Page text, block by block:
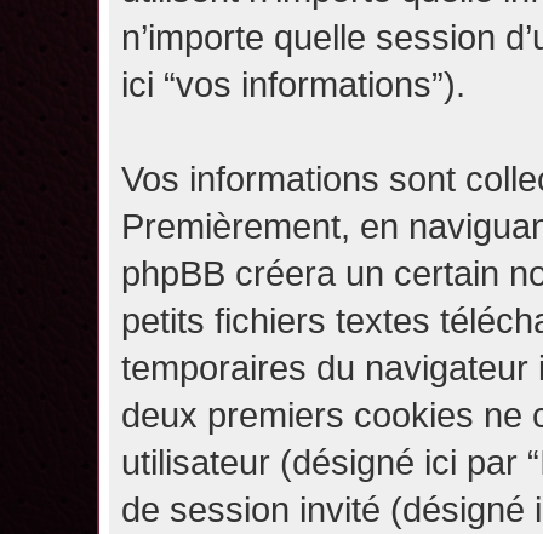
n’importe quelle session
ici “vos informations”).
Vos informations sont
Premièrement, en
phpBB créera un certain
petits fichiers textes
temporaires du
deux premiers cookies ne
utilisateur (désigné ici par
de session invité (désigné